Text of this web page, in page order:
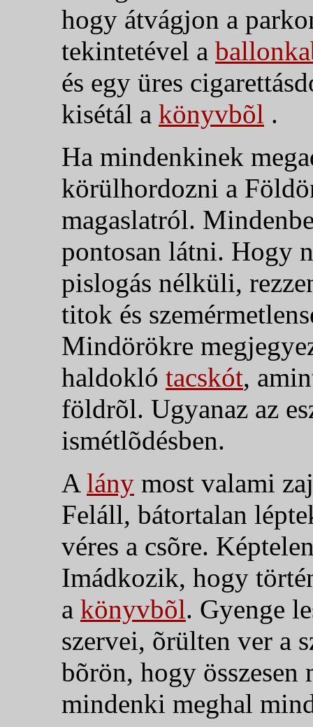
hogy átvágjon a
tekintetével a
és egy üres
kisétál a könyvbõl .
Ha mindenkinek
körülhordozni a
magaslatról.
pontosan látni. Hogy
pislogás nélküli,
titok és
Mindörökre
haldokló tacskót,
földrõl. Ugyanaz az
ismétlõdésben.
A lány most valami
Feláll, bátortalan
véres a csõre.
Imádkozik, hogy
a könyvbõl. Gyenge
szervei, õrülten ver a
bõrön, hogy
mindenki meghal